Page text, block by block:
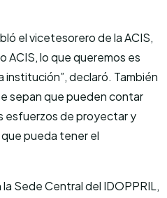
el vicetesorero de la ACIS,
ACIS, lo que queremos es
institución”, declaró. También
sepan que pueden contar
esfuerzos de proyectar y
pueda tener el
Sede Central del IDOPPRIL,